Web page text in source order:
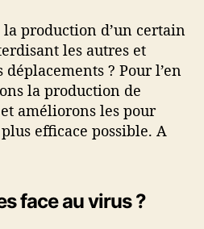
la production d’un certain
les autres et
? Pour l’en
la production de
améliorons les pour
efficace possible. A
face au virus ?